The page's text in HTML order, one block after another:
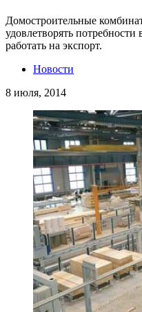
Домостроительные
удовлетворять
работать на экспорт.
Новости
8 июля, 2014